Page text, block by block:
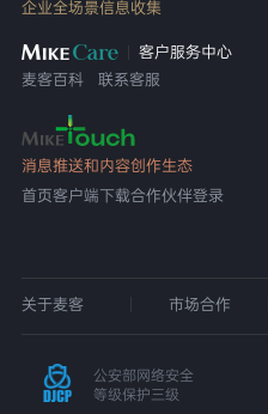
企业全场景信息收集
客户服务中心
麦客百科
联系客服
消息推送和内容创作生态
首页客户端下载合作伙伴登录
关于麦客 市场合作
公安部网络安全
等级保护三级